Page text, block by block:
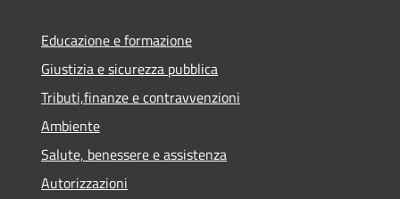
Educazione e formazione
Giustizia e sicurezza pubblica
Tributi,finanze e contravvenzioni
Ambiente
Salute, benessere e assistenza
Autorizzazioni